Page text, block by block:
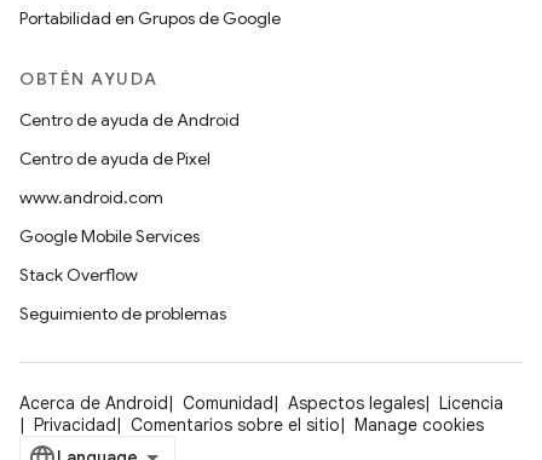
Portabilidad en Grupos de Google
OBTÉN AYUDA
Centro de ayuda de Android
Centro de ayuda de Pixel
www.android.com
Google Mobile Services
Stack Overflow
Seguimiento de problemas
Acerca de Android Comunidad Aspectos legales
Licencia
Privacidad
Comentarios sobre el sitio Manage cookies